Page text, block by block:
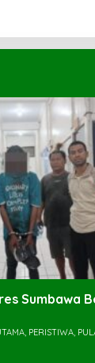
Sumbawa
PERISTIWA,